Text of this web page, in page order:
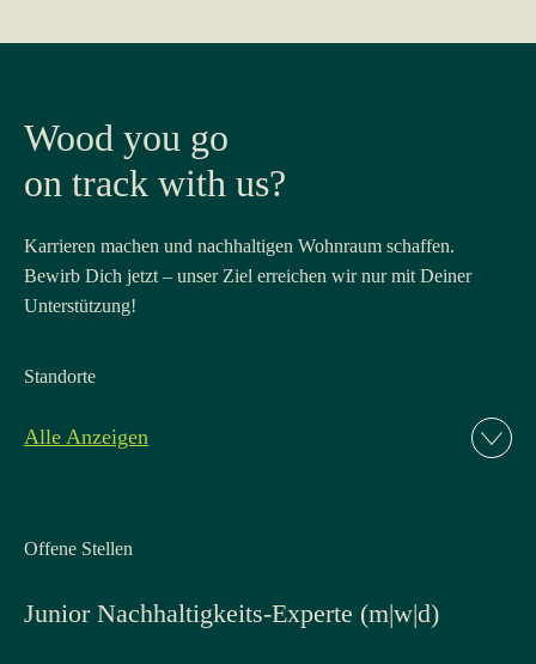
Wood you go
on track with us?
Karrieren machen und nachhaltigen Wohnraum schaffen.
Bewirb Dich jetzt – unser Ziel erreichen wir nur mit Deiner
Unterstützung!
Standorte
Alle Anzeigen
Offene Stellen
Junior Nachhaltigkeits-Experte (m|w|d)